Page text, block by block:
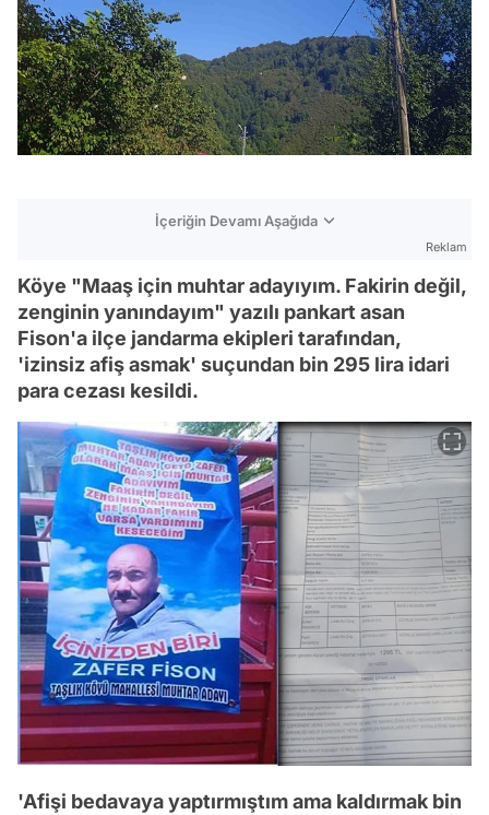
İçeriğin Devamı Aşağıda
Reklam
Köye "Maaş için muhtar adayıyım. Fakirin değil,
zenginin yanındayım" yazılı pankart asan
Fison'a ilçe jandarma ekipleri tarafından,
'izinsiz afiş asmak' suçundan bin 295 lira idari
para cezası kesildi.
'Afişi bedavaya yaptırmıştım ama kaldırmak bin